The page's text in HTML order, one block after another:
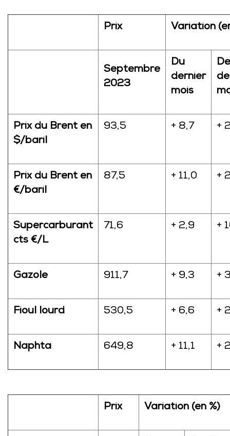
Prix Variation
Septembre
2023
Du
dernier
mois
Prix du Brent en
$/baril
93,5 + 8,7 +
Prix du Brent en
€/baril
87,5 + 11,0 +
Supercarburant
cts €/L
71,6 + 2,9 +
Gazole 911,7 + 9,3 +
Fioul lourd 530,5 + 6,6 +
Naphta 649,8 + 11,1 +
Prix Variation (en %)